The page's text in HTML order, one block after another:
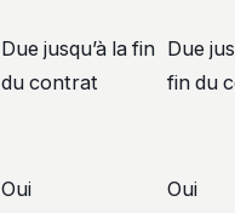
Due jusqu’à la fin
du contrat
Due
fin du
Oui Oui